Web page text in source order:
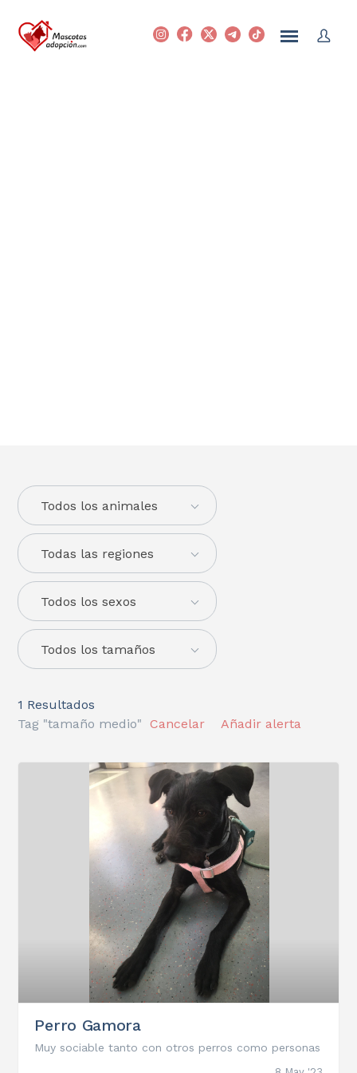
Todas las regiones
Todos los animales
Todos los sexos
Todos los tamaños
1 Resultados
Tag "tamaño medio"
Cancelar Añadir alerta
Perro Gamora
Muy sociable tanto con otros perros como personas